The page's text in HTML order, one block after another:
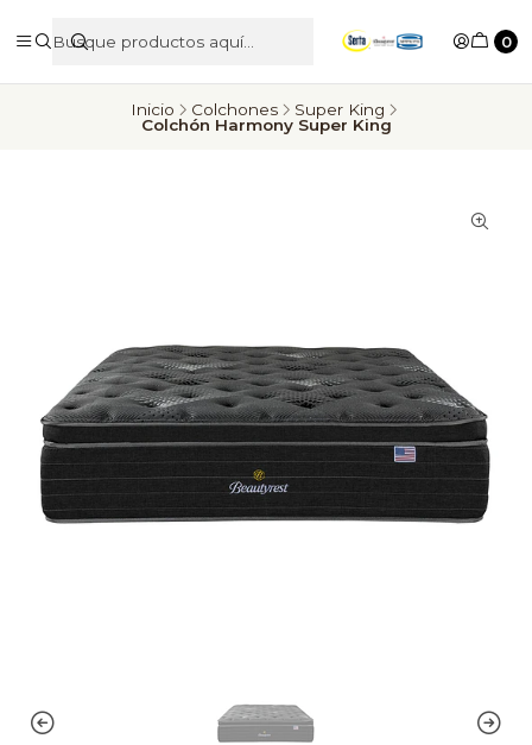
0
Inicio Colchones
Super King
Colchón Harmony Super King